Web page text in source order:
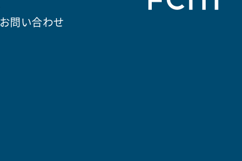
お問い合わせ